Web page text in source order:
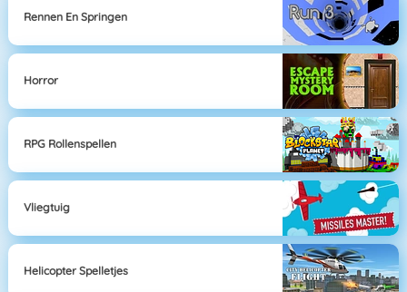
Rennen En Springen
Horror
RPG Rollenspellen
Vliegtuig
Helicopter Spelletjes